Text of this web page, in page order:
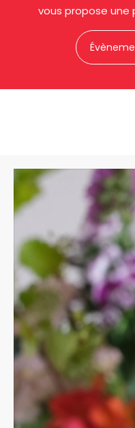
vous propose une